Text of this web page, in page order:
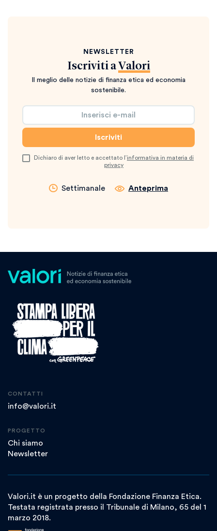
NEWSLETTER
Iscriviti a Valori
Il meglio delle notizie di finanza etica ed economia
sostenibile.
Dichiaro di aver letto e accettato l’informativa in materia di
privacy
Settimanale Anteprima
CONTATTI
info@valori.it
PROGETTO
Chi siamo
Newsletter
Valori.it è un progetto della Fondazione Finanza Etica.
Testata registrata presso il Tribunale di Milano, 65 del 1
marzo 2018.